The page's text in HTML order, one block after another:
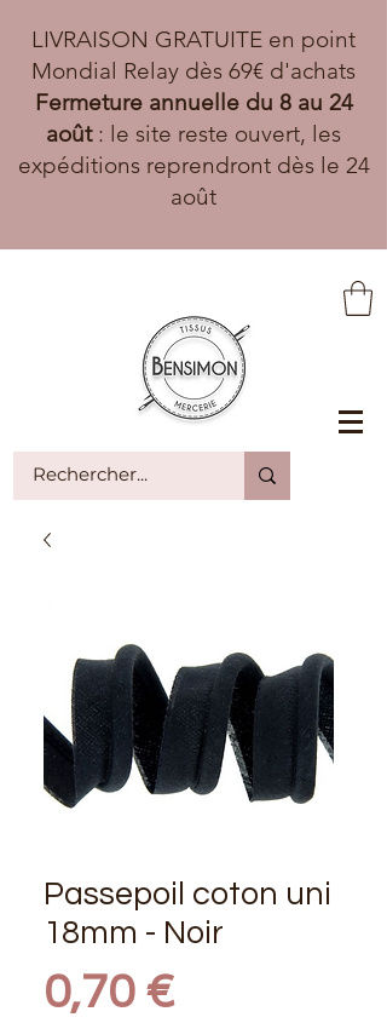
LIVRAISON GRATUITE en point
Mondial Relay dès 69€ d'achats
Fermeture annuelle du 8 au 24
août: le site reste ouvert, les
expéditions reprendront dès le 24
août
Passepoil coton uni
18mm - Noir
0,70 €Prix